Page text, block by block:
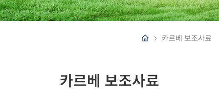
카르베 보조사료
카르베 보조사료